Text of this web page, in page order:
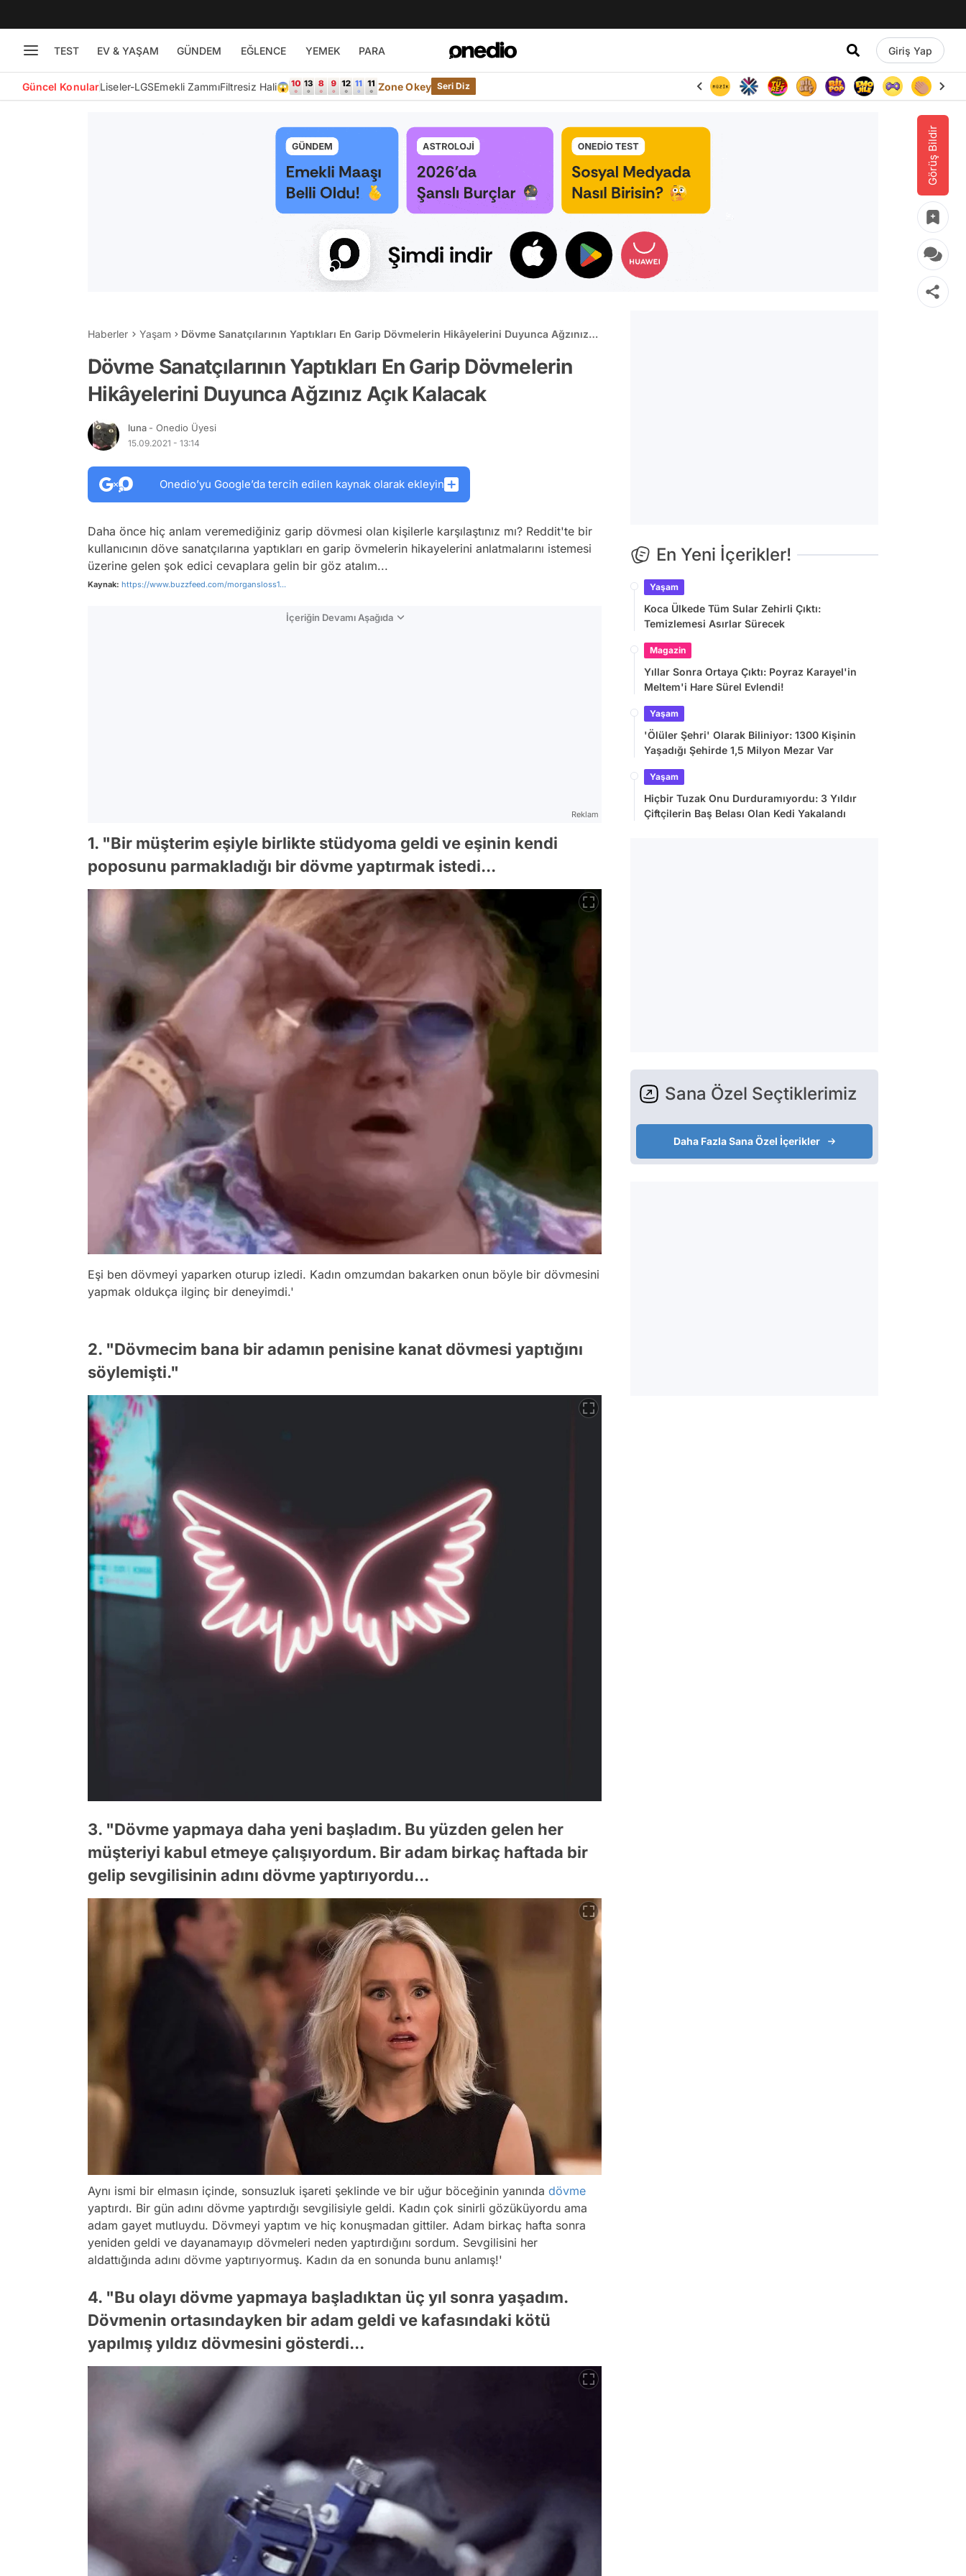
TEST EV & YAŞAM GÜNDEM EĞLENCE YEMEK PARA Giriş Yap
Güncel KonularLiseler-LGSEmekli ZammıFiltresiz Hali😱 Zone Okey Seri Diz
Görüş Bildir
Haberler Yaşam
Dövme Sanatçılarının Yaptıkları En Garip Dövmelerin Hikâyelerini Duyunca Ağzınız
Dövme Sanatçılarının Yaptıkları En Garip Dövmelerin
Hikâyelerini Duyunca Ağzınız Açık Kalacak
luna - Onedio Üyesi
15.09.2021 - 13:14
Onedio’yu Google’da tercih edilen kaynak olarak ekleyin
Daha önce hiç anlam veremediğiniz garip dövmesi olan kişilerle karşılaştınız mı? Reddit'te bir
kullanıcının döve sanatçılarına yaptıkları en garip övmelerin hikayelerini anlatmalarını istemesi
üzerine gelen şok edici cevaplara gelin bir göz atalım...
Kaynak: https://www.buzzfeed.com/morgansloss1...
İçeriğin Devamı Aşağıda
Reklam
1. "Bir müşterim eşiyle birlikte stüdyoma geldi ve eşinin kendi
poposunu parmakladığı bir dövme yaptırmak istedi...
Eşi ben dövmeyi yaparken oturup izledi. Kadın omzumdan bakarken onun böyle bir dövmesini
yapmak oldukça ilginç bir deneyimdi.'
2. "Dövmecim bana bir adamın penisine kanat dövmesi yaptığını
söylemişti."
3. "Dövme yapmaya daha yeni başladım. Bu yüzden gelen her
müşteriyi kabul etmeye çalışıyordum. Bir adam birkaç haftada bir
gelip sevgilisinin adını dövme yaptırıyordu...
Aynı ismi bir elmasın içinde, sonsuzluk işareti şeklinde ve bir uğur böceğinin yanında dövme
yaptırdı. Bir gün adını dövme yaptırdığı sevgilisiyle geldi. Kadın çok sinirli gözüküyordu ama
adam gayet mutluydu. Dövmeyi yaptım ve hiç konuşmadan gittiler. Adam birkaç hafta sonra
yeniden geldi ve dayanamayıp dövmeleri neden yaptırdığını sordum. Sevgilisini her
aldattığında adını dövme yaptırıyormuş. Kadın da en sonunda bunu anlamış!'
4. "Bu olayı dövme yapmaya başladıktan üç yıl sonra yaşadım.
Dövmenin ortasındayken bir adam geldi ve kafasındaki kötü
yapılmış yıldız dövmesini gösterdi...
En Yeni İçerikler!
Yaşam
Koca Ülkede Tüm Sular Zehirli Çıktı:
Temizlemesi Asırlar Sürecek
Magazin
Yıllar Sonra Ortaya Çıktı: Poyraz Karayel'in
Meltem'i Hare Sürel Evlendi!
Yaşam
'Ölüler Şehri' Olarak Biliniyor: 1300 Kişinin
Yaşadığı Şehirde 1,5 Milyon Mezar Var
Yaşam
Hiçbir Tuzak Onu Durduramıyordu: 3 Yıldır
Çiftçilerin Baş Belası Olan Kedi Yakalandı
Sana Özel Seçtiklerimiz
Daha Fazla Sana Özel İçerikler